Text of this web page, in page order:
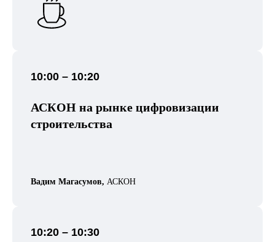
10:00 – 10:20
АСКОН на рынке цифровизации
строительства
Вадим Магасумов, АСКОН
10:20 – 10:30